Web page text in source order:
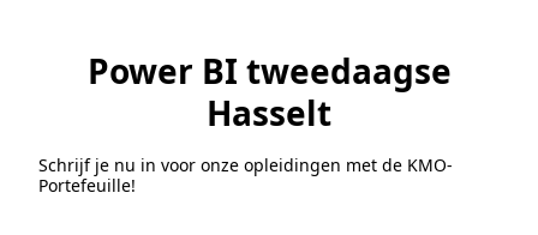
Power BI tweedaagse
Hasselt
Schrijf je nu in voor onze opleidingen met de KMO-
Portefeuille!